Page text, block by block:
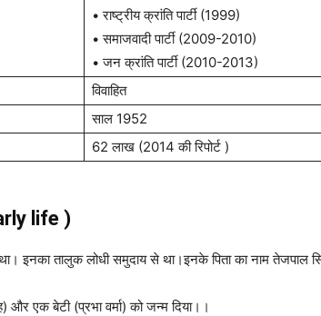
• राष्ट्रीय क्रांति पार्टी (1999)
• समाजवादी पार्टी (2009-2010)
• जन क्रांति पार्टी (2010-2013)
विवाहित
साल 1952
62 लाख (2014 की रिपोर्ट )
life )
तालुक लोधी समुदाय से था।इनके पिता का नाम तेजपाल सिंह
और एक बेटी (प्रभा वर्मा) को जन्म दिया।।